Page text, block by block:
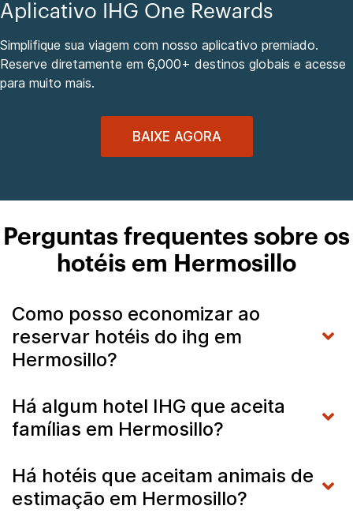
Aplicativo IHG One Rewards
Simplifique sua viagem com nosso aplicativo premiado.
Reserve diretamente em 6,000+ destinos globais e acesse
para muito mais.
BAIXE AGORA
Perguntas frequentes sobre os
hotéis em Hermosillo
Como posso economizar ao
reservar hotéis do ihg em
Hermosillo?
Há algum hotel IHG que aceita
famílias em Hermosillo?
Há hotéis que aceitam animais de
estimação em Hermosillo?